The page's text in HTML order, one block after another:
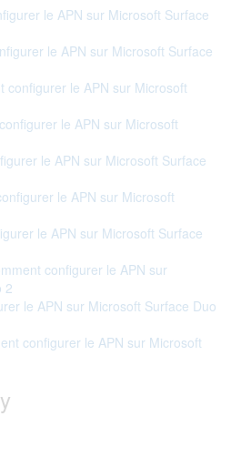
le APN sur Microsoft Surface
le APN sur Microsoft Surface
configurer le APN sur Microsoft
le APN sur Microsoft
le APN sur Microsoft Surface
le APN sur Microsoft
le APN sur Microsoft Surface
configurer le APN sur
2
le APN sur Microsoft Surface Duo
configurer le APN sur Microsoft